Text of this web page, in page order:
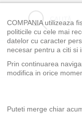
CAUTĂ
COMPANIA utilizeaza
politicile cu cele mai
datelor cu caracter
necesar pentru a citi si
Prin continuarea
modifica in orice
Puteti merge chiar